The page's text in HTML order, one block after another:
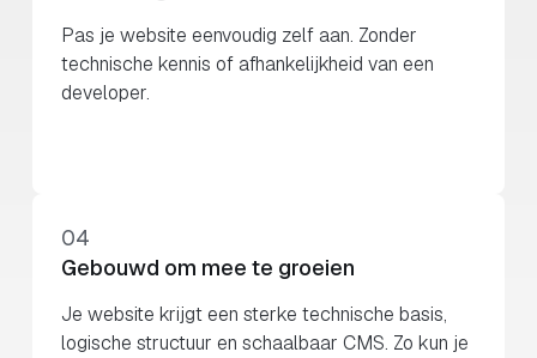
Pas je website eenvoudig zelf aan. Zonder
technische kennis of afhankelijkheid van een
developer.
04
Gebouwd om mee te groeien
Je website krijgt een sterke technische basis,
logische structuur en schaalbaar CMS. Zo kun je